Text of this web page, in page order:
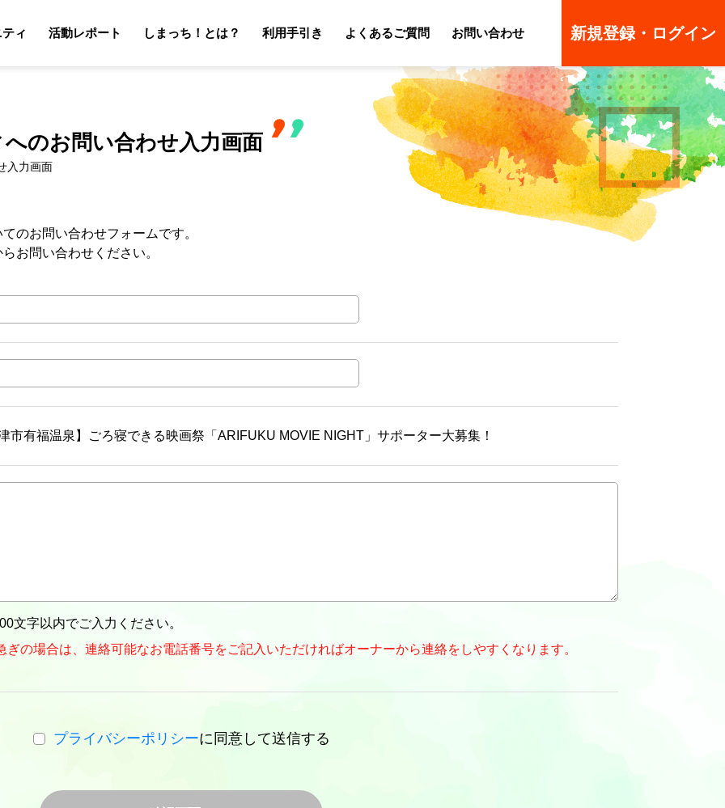
ィ 活動レポート しまっち！とは？
利用手引き
よくあるご質問
お問い合わせ 新規登録・ログイン
のお問い合わせ入力画面
入力画面
のお問い合わせフォームです。
らお問い合わせください。
市有福温泉】ごろ寝できる映画祭「ARIFUKU MOVIE NIGHT」サポーター大募集！
文字以内でご入力ください。
ぎの場合は、連絡可能なお電話番号をご記入いただければオーナーから連絡をしやすくなります。
プライバシーポリシーに同意して送信する